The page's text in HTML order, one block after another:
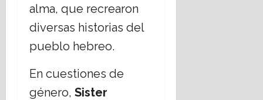
alma, que recrearon
diversas historias del
pueblo hebreo.
En cuestiones de
género, Sister